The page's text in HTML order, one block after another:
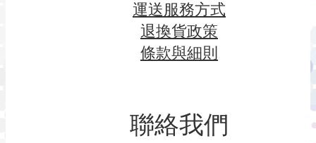
運送服務方式
退換貨政策
條款與細則
聯絡我們